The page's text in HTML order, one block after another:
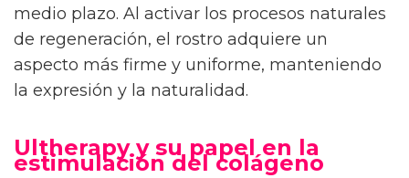
medio plazo. Al activar los procesos naturales
de regeneración, el rostro adquiere un
aspecto más firme y uniforme, manteniendo
la expresión y la naturalidad.
Ultherapy y su papel en la
estimulación del colágeno